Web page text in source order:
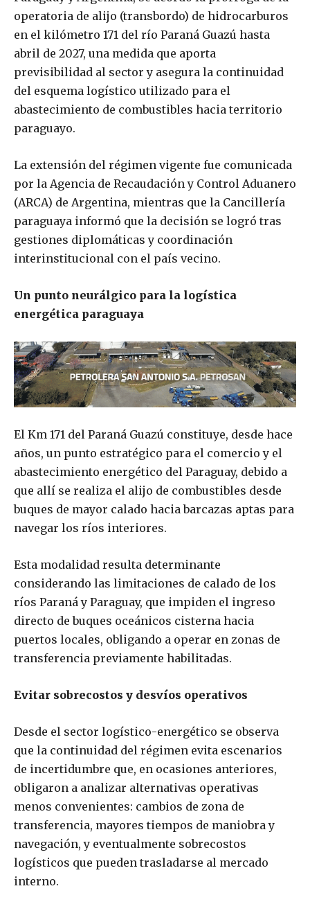
operatoria de alijo (transbordo) de hidrocarburos
en el kilómetro 171 del río Paraná Guazú hasta
abril de 2027, una medida que aporta
previsibilidad al sector y asegura la continuidad
del esquema logístico utilizado para el
abastecimiento de combustibles hacia territorio
paraguayo.
La extensión del régimen vigente fue comunicada
por la Agencia de Recaudación y Control Aduanero
(ARCA) de Argentina, mientras que la Cancillería
paraguaya informó que la decisión se logró tras
gestiones diplomáticas y coordinación
interinstitucional con el país vecino.
Un punto neurálgico para la logística
energética paraguaya
El Km 171 del Paraná Guazú constituye, desde hace
años, un punto estratégico para el comercio y el
abastecimiento energético del Paraguay, debido a
que allí se realiza el alijo de combustibles desde
buques de mayor calado hacia barcazas aptas para
navegar los ríos interiores.
Esta modalidad resulta determinante
considerando las limitaciones de calado de los
ríos Paraná y Paraguay, que impiden el ingreso
directo de buques oceánicos cisterna hacia
puertos locales, obligando a operar en zonas de
transferencia previamente habilitadas.
Evitar sobrecostos y desvíos operativos
Desde el sector logístico-energético se observa
que la continuidad del régimen evita escenarios
de incertidumbre que, en ocasiones anteriores,
obligaron a analizar alternativas operativas
menos convenientes: cambios de zona de
transferencia, mayores tiempos de maniobra y
navegación, y eventualmente sobrecostos
logísticos que pueden trasladarse al mercado
interno.